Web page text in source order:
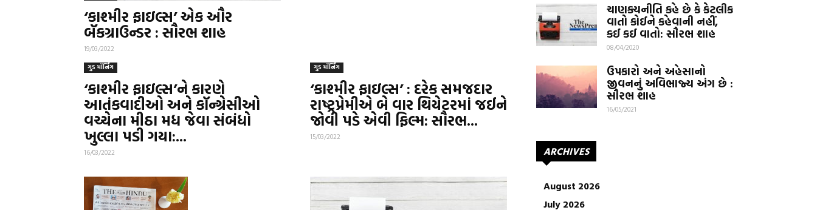
‘કાશ્મીર ફાઇલ્સ’ એક ઔર
બૅકગ્રાઉન્ડર : સૌરભ શાહ
19/03/2022
ગુડ મૉર્નિંગ
‘કાશ્મીર ફાઇલ્સ’ને કારણે
આતંકવાદીઓ અને કૉન્ગ્રેસીઓ
વચ્ચેના મીઠા મધ જેવા સંબંધો
ખુલ્લા પડી ગયા:...
16/03/2022
ગુડ મૉર્નિંગ
‘કાશ્મીર ફાઇલ્સ’ : દરેક સમજદાર
રાષ્ટ્રપ્રેમીએ બે વાર થિયેટરમાં જઈને
જોવી પડે એવી ફિલ્મ: સૌરભ...
15/03/2022
ચાણક્યનીતિ કહે છે કે કેટલીક
વાતો કોઈને કહેવાની નહીં,
કઈ કઈ વાતો: સૌરભ શાહ
08/04/2020
ઉપકારો અને અહેસાનો
જીવનનું અવિભાજ્ય અંગ છે :
સૌરભ શાહ
16/05/2021
ARCHIVES
August 2026
July 2026